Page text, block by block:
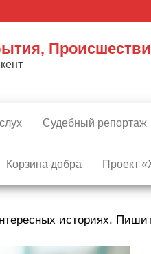
Судебный репортаж
Корзина добра Проект
историях.